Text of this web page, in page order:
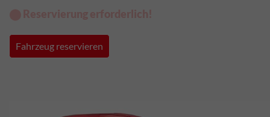
Fahrzeug reservieren